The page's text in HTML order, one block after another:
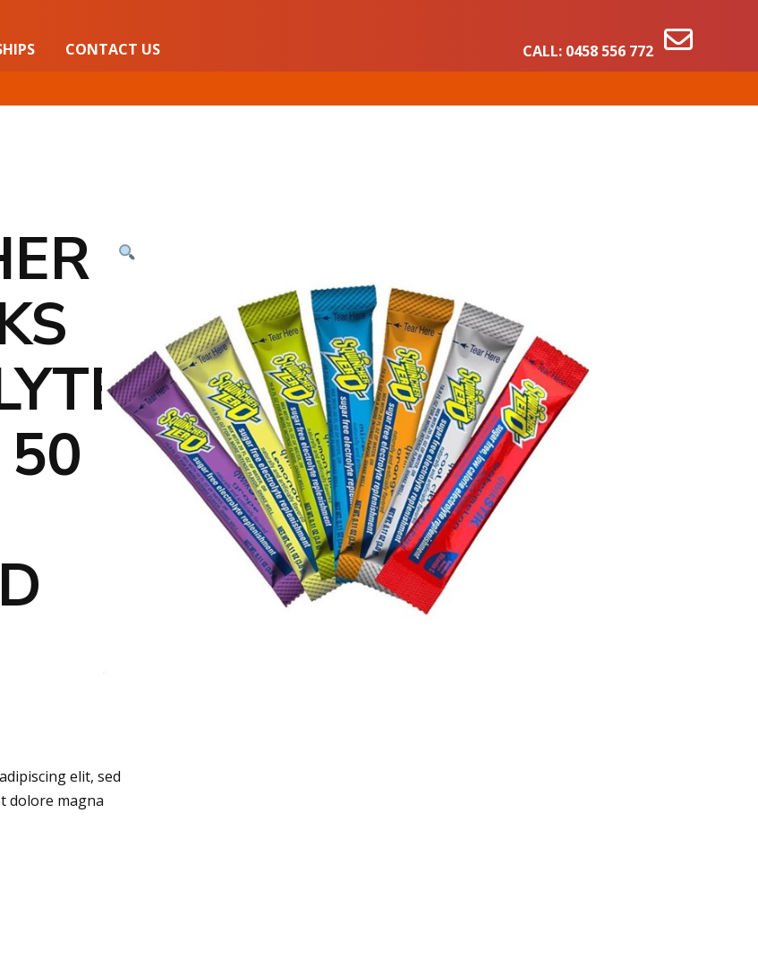
CONTACT US CALL: 0458 556 772
elit, sed
dolore magna